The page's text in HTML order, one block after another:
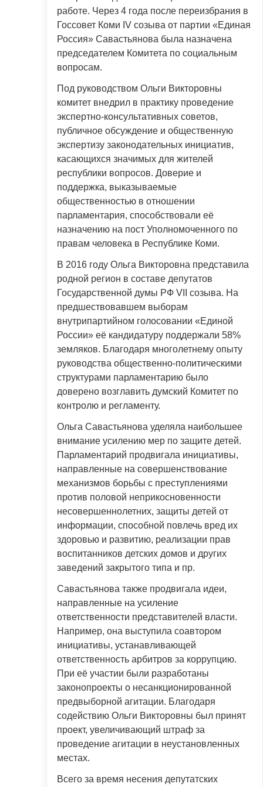
работе. Через 4 года после переизбрания в
Госсовет Коми IV созыва от партии «Единая
Россия» Савастьянова была назначена
председателем Комитета по социальным
вопросам.
Под руководством Ольги Викторовны
комитет внедрил в практику проведение
экспертно-консультативных советов,
публичное обсуждение и общественную
экспертизу законодательных инициатив,
касающихся значимых для жителей
республики вопросов. Доверие и
поддержка, выказываемые
общественностью в отношении
парламентария, способствовали её
назначению на пост Уполномоченного по
правам человека в Республике Коми.
В 2016 году Ольга Викторовна представила
родной регион в составе депутатов
Государственной думы РФ VII созыва. На
предшествовавшем выборам
внутрипартийном голосовании «Единой
России» её кандидатуру поддержали 58%
земляков. Благодаря многолетнему опыту
руководства общественно-политическими
структурами парламентарию было
доверено возглавить думский Комитет по
контролю и регламенту.
Ольга Савастьянова уделяла наибольшее
внимание усилению мер по защите детей.
Парламентарий продвигала инициативы,
направленные на совершенствование
механизмов борьбы с преступлениями
против половой неприкосновенности
несовершеннолетних, защиты детей от
информации, способной повлечь вред их
здоровью и развитию, реализации прав
воспитанников детских домов и других
заведений закрытого типа и пр.
Савастьянова также продвигала идеи,
направленные на усиление
ответственности представителей власти.
Например, она выступила соавтором
инициативы, устанавливающей
ответственность арбитров за коррупцию.
При её участии были разработаны
законопроекты о несанкционированной
предвыборной агитации. Благодаря
содействию Ольги Викторовны был принят
проект, увеличивающий штраф за
проведение агитации в неустановленных
местах.
Всего за время несения депутатских